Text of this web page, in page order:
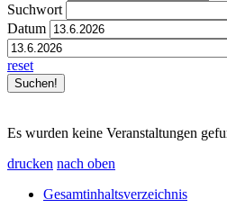
Suchwort
Datum
reset
Es wurden keine Veranstaltungen
drucken nach oben
Gesamtinhaltsverzeichnis